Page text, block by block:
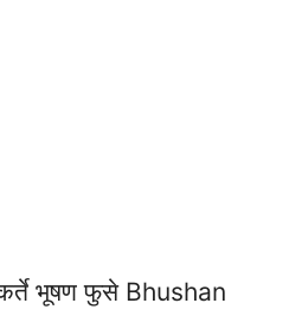
भूषण फुसे Bhushan